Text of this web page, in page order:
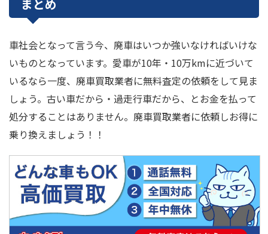
まとめ
車社会となって言う今、廃車はいつか強いなければいけな
いものとなっています。愛車が10年・10万kmに近づいて
いるなら一度、廃車買取業者に無料査定の依頼をして見ま
しょう。古い車だから・過走行車だから、とお金を払って
処分することはありません。廃車買取業者に依頼しお得に
乗り換えましょう！！